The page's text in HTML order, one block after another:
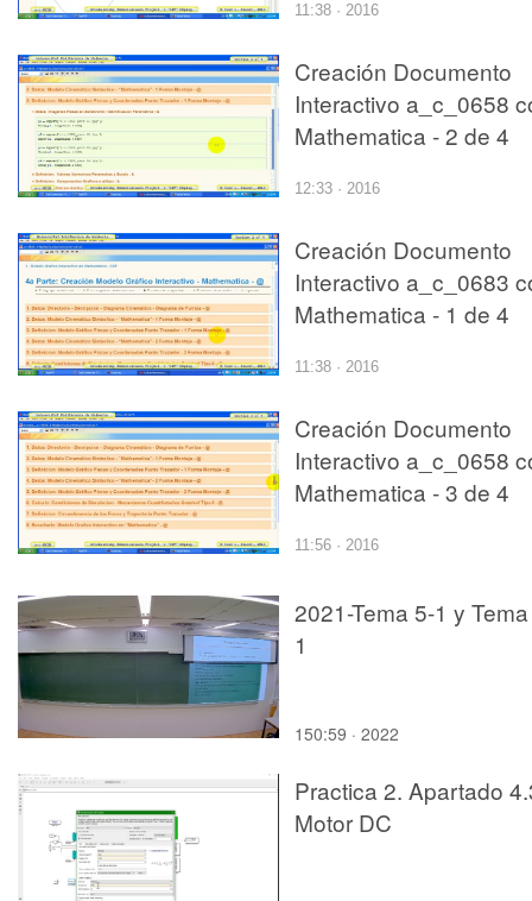
11:38 · 2016
Creación Documento
Interactivo a_c_0658
Mathematica - 2 de 4
12:33 · 2016
Creación Documento
Interactivo a_c_0683
Mathematica - 1 de 4
11:38 · 2016
Creación Documento
Interactivo a_c_0658
Mathematica - 3 de 4
11:56 · 2016
2021-Tema 5-1 y
1
150:59 · 2022
Practica 2. Apartado
Motor DC